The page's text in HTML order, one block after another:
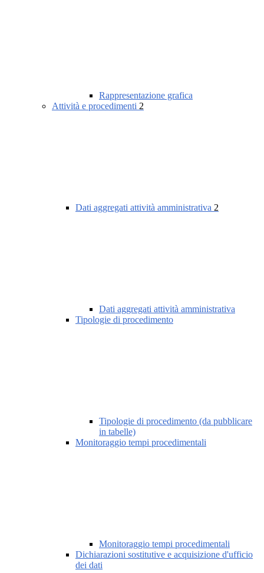
Rappresentazione grafica
Attività e procedimenti 2
Dati aggregati attività amministrativa 2
Dati aggregati attività amministrativa
Tipologie di procedimento
Tipologie di procedimento (da pubblicare
in tabelle)
Monitoraggio tempi procedimentali
Monitoraggio tempi procedimentali
Dichiarazioni sostitutive e acquisizione d'ufficio
dei dati